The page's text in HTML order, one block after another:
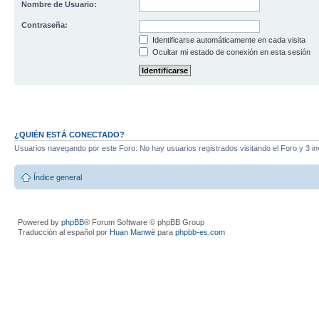
Nombre de Usuario:
Contraseña:
Identificarse automáticamente en cada visita
Ocultar mi estado de conexión en esta sesión
¿QUIÉN ESTÁ CONECTADO?
Usuarios navegando por este Foro: No hay usuarios registrados visitando el Foro y 3
Índice general
Powered by phpBB® Forum Software © phpBB Group
Traducción al español por Huan Manwë para phpbb-es.com